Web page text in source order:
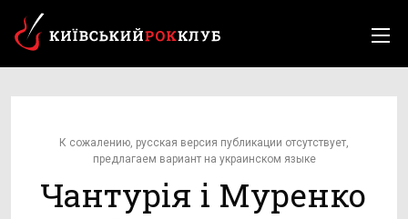
К сожалению, русская версия публикации отсутствует,
предлагаем вариант на украинском языке
Чантурія і Муренко